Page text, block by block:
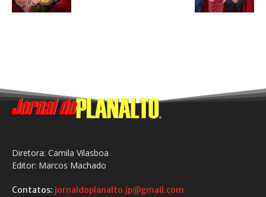
Diretora: Camila Vilasboa
Editor: Marcos Machado
Contatos: jornaldoplanalto.jp@gmail.com